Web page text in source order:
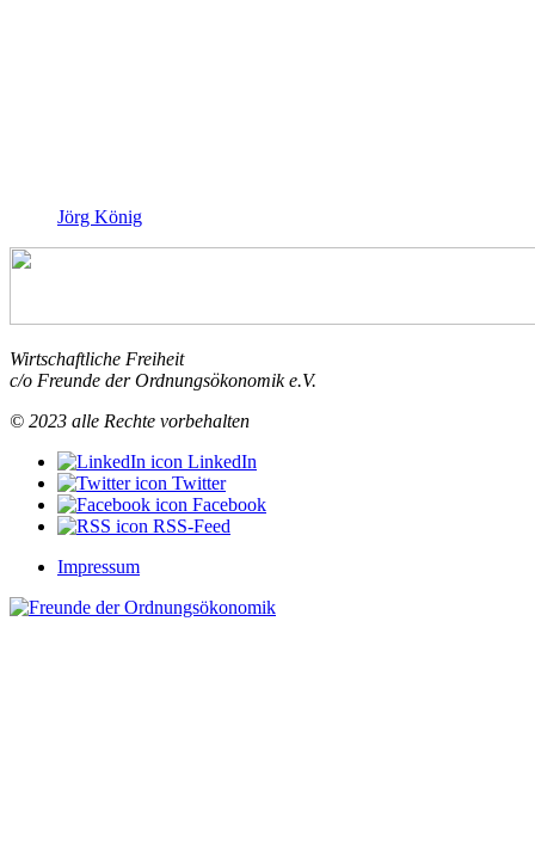
Jörg König
Wirtschaftliche Freiheit
c/o Freunde der Ordnungsökonomik e.V.
© 2023 alle Rechte vorbehalten
LinkedIn
Twitter
Facebook
RSS-Feed
Impressum